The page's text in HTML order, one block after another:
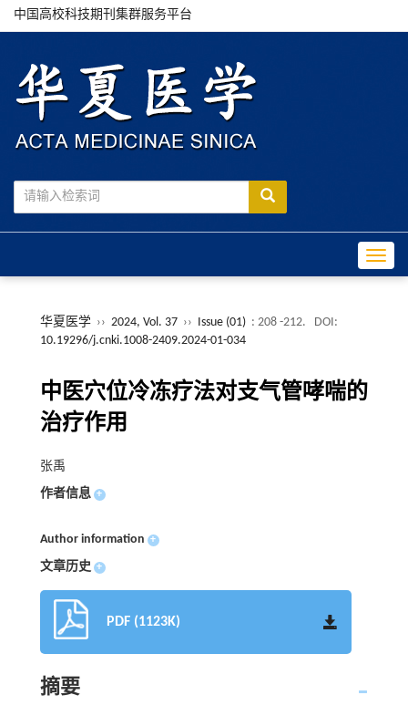
中国高校科技期刊集群服务平台
华夏医学 ›› 2024, Vol. 37 ›› Issue (01) : 208 -212.
DOI:
10.19296/j.cnki.1008-2409.2024-01-034
中医穴位冷冻疗法对支气管哮喘的
治疗作用
张禹
作者信息 +
Author information +
文章历史 +
PDF (1123K)
摘要